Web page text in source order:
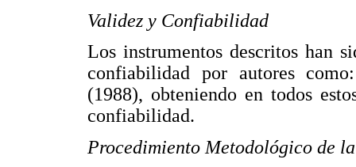
Validez y Confiabilidad
Los instrumentos descritos han
confiabilidad por autores
(1988), obteniendo en todos
confiabilidad.
Procedimiento Metodológico de